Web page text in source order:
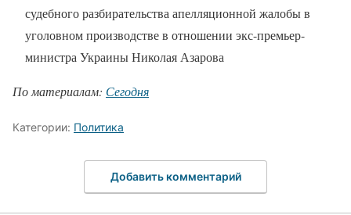
судебного разбирательства апелляционной жалобы в
уголовном производстве в отношении экс-премьер-
министра Украины Николая Азарова
По материалам: Сегодня
Категории: Политика
Добавить комментарий